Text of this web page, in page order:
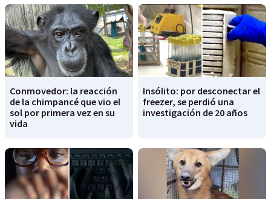
Conmovedor: la reacción
de la chimpancé que vio el
sol por primera vez en su
vida
Insólito: por desconectar el
freezer, se perdió una
investigación de 20 años